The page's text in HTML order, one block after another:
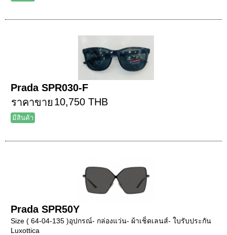
Prada SPR030-F
ราคาขาย 10,750 THB
มีสินค้า
Prada SPR50Y
Size ( 64-04-135 )อุปกรณ์- กล่องแว่น- ผ้าเช็ดเลนส์- ใบรับประกัน
Luxottica